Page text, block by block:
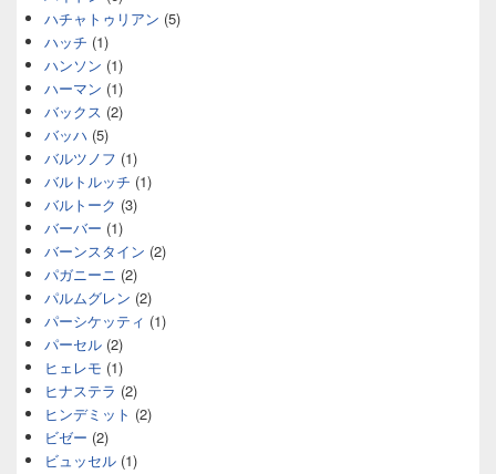
ハチャトゥリアン (5)
ハッチ (1)
ハンソン (1)
ハーマン (1)
バックス (2)
バッハ (5)
バルツノフ (1)
バルトルッチ (1)
バルトーク (3)
バーバー (1)
バーンスタイン (2)
パガニーニ (2)
パルムグレン (2)
パーシケッティ (1)
パーセル (2)
ヒェレモ (1)
ヒナステラ (2)
ヒンデミット (2)
ビゼー (2)
ビュッセル (1)